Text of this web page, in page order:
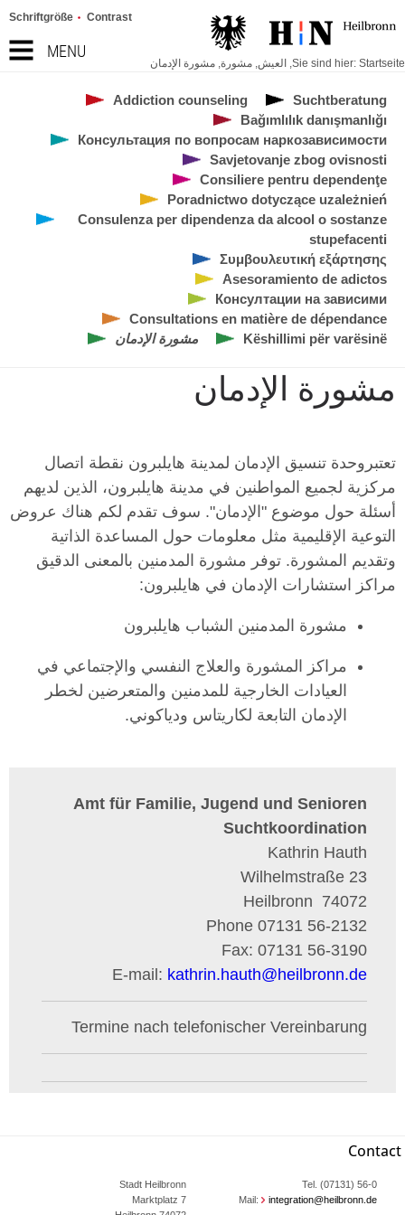
MENU
Schriftgröße Contrast
Sie sind hier: Startseite
, العيش, مشورة, مشورة الإدمان
Suchtberatung
Addiction counseling
Bağımlılık danışmanlığı
Консультация по вопросам наркозависимости
Savjetovanje zbog ovisnosti
Consiliere pentru dependenţe
Poradnictwo dotyczące uzależnień
Consulenza per dipendenza da alcool o sostanze
stupefacenti
Συμβουλευτική εξάρτησης
Asesoramiento de adictos
Консултации на зависими
Consultations en matière de dépendance
Këshillimi për varësinë
مشورة الإدمان
مشورة الإدمان
تعتبروحدة تنسيق الإدمان لمدينة هايلبرون نقطة اتصال
مركزية لجميع المواطنين في مدينة هايلبرون، الذين لديهم
أسئلة حول موضوع "الإدمان". سوف تقدم لكم هناك عروض
التوعية الإقليمية مثل معلومات حول المساعدة الذاتية
وتقديم المشورة. توفر مشورة المدمنين بالمعنى الدقيق
مراكز استشارات الإدمان في هايلبرون:
مشورة المدمنين الشباب هايلبرون
مراكز المشورة والعلاج النفسي والإجتماعي في
العيادات الخارجية للمدمنين والمتعرضين لخطر
الإدمان التابعة لكاريتاس ودياكوني.
Amt für Familie, Jugend und Senioren
Suchtkoordination
Kathrin Hauth
Wilhelmstraße 23
74072
Heilbronn
Phone 07131 56-2132
Fax: 07131 56-3190
E-mail: kathrin.hauth@heilbronn.de
Termine nach telefonischer Vereinbarung
Contact
Stadt Heilbronn
Marktplatz 7
Tel. (07131) 56-0
Mail:
integration@heilbronn.de